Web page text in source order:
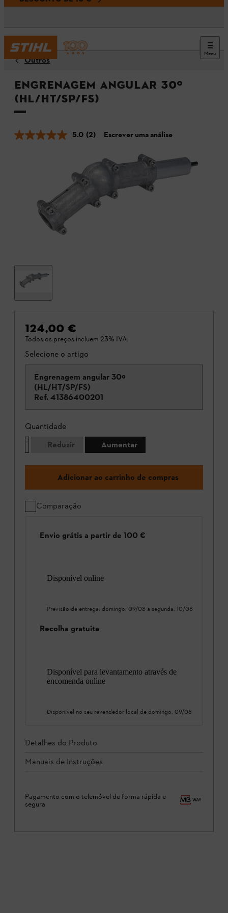
Menu
Outros
Engrenagem angular 30º
(HL/HT/SP/FS)
5.0 (2) Escrever uma análise
124,00 €
Todos os preços incluem 23% IVA.
Selecione o artigo
Engrenagem angular 30º
(HL/HT/SP/FS)
Ref. 41386400201
Quantidade
Reduzir
Aumentar
Adicionar ao carrinho de compras
Comparação
Envio grátis a partir de 100 €
Disponível online
Previsão de entrega: domingo, 09/08 a segunda, 10/08
Recolha gratuita
Disponível para levantamento através de
encomenda online
Disponível no seu revendedor local de domingo, 09/08
Detalhes do Produto
Manuais de Instruções
Pagamento com o telemóvel de forma rápida e
segura